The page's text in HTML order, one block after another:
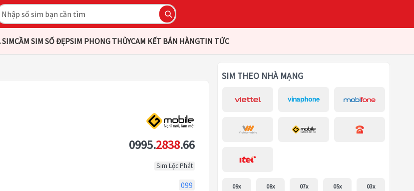
CẦM SIM SỐ ĐẸPSIM PHONG THỦYCAM KẾT BÁN HÀNGTIN TỨC
0995.2838.66
Sim Lộc Phát
099
SIM THEO NHÀ MẠNG
09x 08x 07x 05x 03x